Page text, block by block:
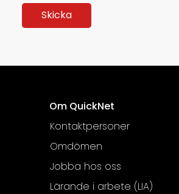
Om QuickNet
Kontaktpersoner
Omdömen
Jobba hos oss
Lärande i arbete (LIA)